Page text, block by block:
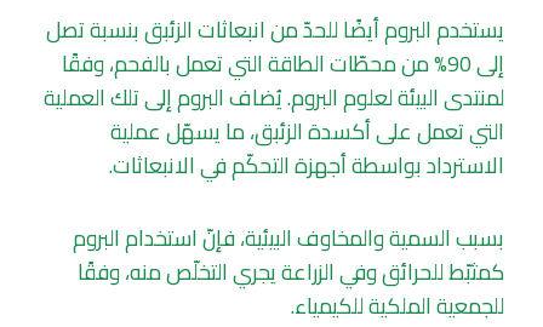
يستخدم البروم أيضًا للحدّ من انبعاثات الزئبق بنسبة تصل
إلى 90% من محطّات الطاقة التي تعمل بالفحم، وفقًا
لمنتدى البيئة لعلوم البروم. يُضاف البروم إلى تلك العملية
التي تعمل على أكسدة الزئبق، ما يسهّل عملية
الاسترداد بواسطة أجهزة التحكّم في الانبعاثات.
بسبب السمية والمخاوف البيئية، فإنّ استخدام البروم
كمثبّط للحرائق وفي الزراعة يجري التخلّص منه، وفقًا
للجمعية الملكية للكيمياء.